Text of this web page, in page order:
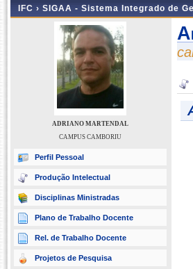
IFC › SIGAA - Sistema Integrado de
ADRIANO MARTENDAL
CAMPUS CAMBORIU
Perfil Pessoal
Produção Intelectual
Disciplinas Ministradas
Plano de Trabalho Docente
Rel. de Trabalho Docente
Projetos de Pesquisa